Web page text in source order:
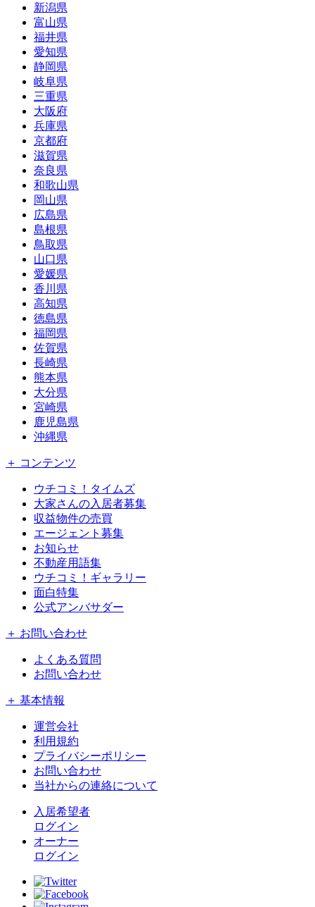
新潟県
富山県
福井県
愛知県
静岡県
岐阜県
三重県
大阪府
兵庫県
京都府
滋賀県
奈良県
和歌山県
岡山県
広島県
島根県
鳥取県
山口県
愛媛県
香川県
高知県
徳島県
福岡県
佐賀県
長崎県
熊本県
大分県
宮崎県
鹿児島県
沖縄県
＋ コンテンツ
ウチコミ！タイムズ
大家さんの入居者募集
収益物件の売買
エージェント募集
お知らせ
不動産用語集
ウチコミ！ギャラリー
面白特集
公式アンバサダー
＋ お問い合わせ
よくある質問
お問い合わせ
＋ 基本情報
運営会社
利用規約
プライバシーポリシー
お問い合わせ
当社からの連絡について
入居希望者
ログイン
オーナー
ログイン